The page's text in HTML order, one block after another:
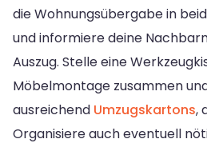
die Wohnungsübergabe in
und informiere deine
Auszug. Stelle eine
Möbelmontage zusammen
ausreichend Umzugskartons,
Organisiere auch eventuell